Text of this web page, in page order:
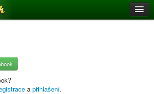
a přihlašení.